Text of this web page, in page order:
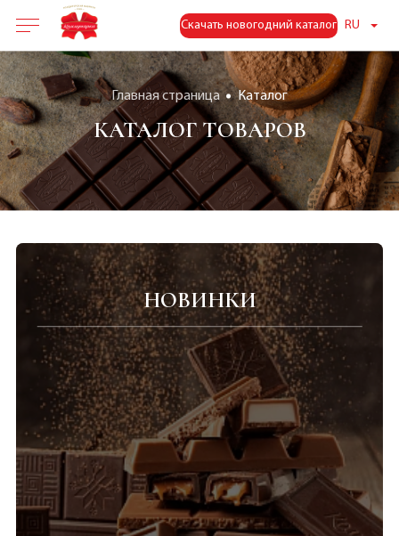
Скачать новогодний каталог RU
Главная страница Каталог
КАТАЛОГ ТОВАРОВ
НОВИНКИ